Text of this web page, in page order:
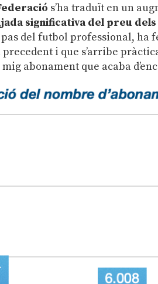
s’ha traduït en un
significativa del preu dels
del futbol professional, ha
i que s’arribe
abonament que acaba